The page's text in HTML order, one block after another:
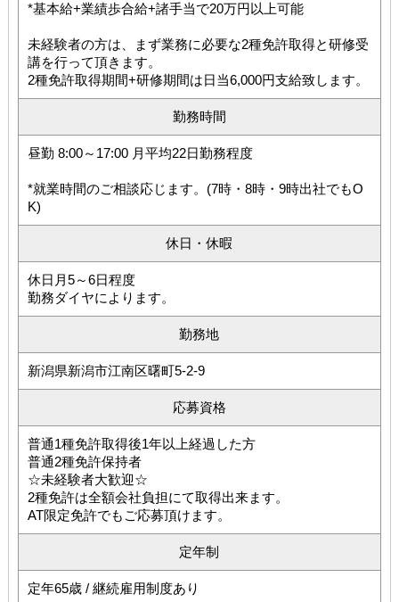
*基本給+業績歩合給+諸手当で20万円以上可能
未経験者の方は、まず業務に必要な2種免許取得と研修受
講を行って頂きます。
2種免許取得期間+研修期間は日当6,000円支給致します。
勤務時間
昼勤 8:00～17:00 月平均22日勤務程度
*就業時間のご相談応じます。(7時・8時・9時出社でもO
K)
休日・休暇
休日月5～6日程度
勤務ダイヤによります。
勤務地
新潟県新潟市江南区曙町5-2-9
応募資格
普通1種免許取得後1年以上経過した方
普通2種免許保持者
☆未経験者大歓迎☆
2種免許は全額会社負担にて取得出来ます。
AT限定免許でもご応募頂けます。
定年制
定年65歳 / 継続雇用制度あり